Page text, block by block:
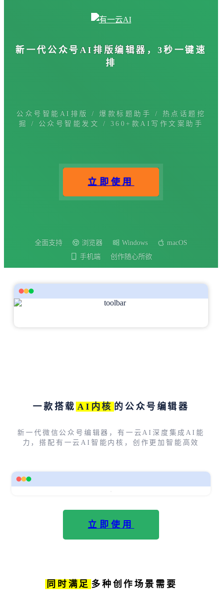
新一代公众号 AI排版编辑器 ，3秒一键速
排
公众号智能AI排版 / 爆款标题助手 / 热点话题挖
掘 / 公众号智能发文 / 360+款AI写作文案助手
立即使用
全面支持 浏览器 Windows
macOS
手机端
创作随心所欲
一款搭载 AI内核 的公众号编辑器
新一代微信公众号编辑器，有一云AI深度集成AI能
力，搭配有一云AI智能内核，创作更加智能高效
立即使用
同时满足 多种创作场景需要